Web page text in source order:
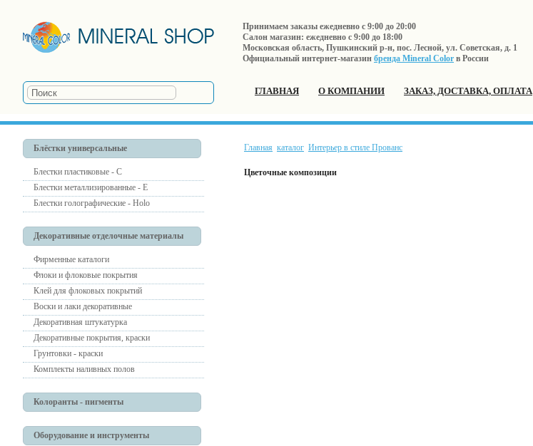
Принимаем заказы ежедневно с 9:00 до 20:00
Салон магазин: ежедневно с 9:00 до 18:00
Московская область, Пушкинский р-н, пос. Лесной, ул. Советская, д. 1
Официальный интернет-магазин бренда Mineral Color в России
ГЛАВНАЯ О КОМПАНИИ ЗАКАЗ, ДОСТАВКА, ОПЛАТА
Блёстки универсальные
Блестки пластиковые - С
Блестки металлизированные - Е
Блестки голографические - Holo
Декоративные отделочные материалы
Фирменные каталоги
Флоки и флоковые покрытия
Клей для флоковых покрытий
Воски и лаки декоративные
Декоративная штукатурка
Декоративные покрытия, краски
Грунтовки - краски
Комплекты наливных полов
Колоранты - пигменты
Оборудование и инструменты
Главная каталог Интерьер в стиле Прованс
Цветочные композиции